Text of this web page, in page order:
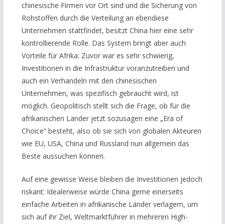
chinesische Firmen vor Ort sind und die Sicherung von
Rohstoffen durch die Verteilung an ebendiese
Unternehmen stattfindet, besitzt China hier eine sehr
kontrollierende Rolle. Das System bringt aber auch
Vorteile für Afrika: Zuvor war es sehr schwierig,
Investitionen in die Infrastruktur voranzutreiben und
auch ein Verhandeln mit den chinesischen
Unternehmen, was spezifisch gebraucht wird, ist
möglich. Geopolitisch stellt sich die Frage, ob für die
afrikanischen Länder jetzt sozusagen eine „Era of
Choice“ besteht, also ob sie sich von globalen Akteuren
wie EU, USA, China und Russland nun allgemein das
Beste aussuchen können.
Auf eine gewisse Weise bleiben die Investitionen jedoch
riskant: Idealerweise würde China gerne einerseits
einfache Arbeiten in afrikanische Länder verlagern, um
sich auf ihr Ziel, Weltmarktführer in mehreren High-